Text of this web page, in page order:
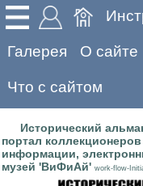
Галерея О сайте
Что с сайтом
Исторический
портал коллекционеров
информации,
музей 'ВиФиАй' work-flow-